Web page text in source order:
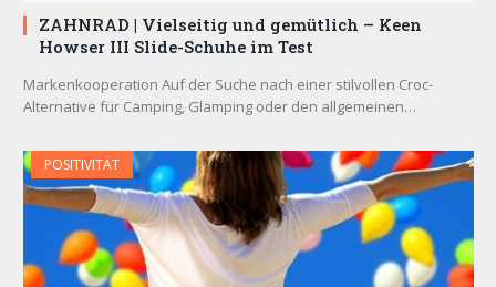
ZAHNRAD ​​| Vielseitig und gemütlich – Keen
Howser III Slide-Schuhe im Test
Markenkooperation Auf der Suche nach einer stilvollen Croc-
Alternative für Camping, Glamping oder den allgemeinen…
POSITIVITÄT